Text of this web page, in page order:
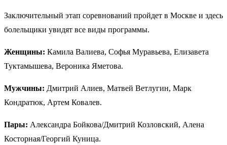
Заключительный этап соревнований пройдет в Москве и здесь
болельщики увидят все виды программы.
Женщины: Камила Валиева, Софья Муравьева, Елизавета
Туктамышева, Вероника Яметова.
Мужчины: Дмитрий Алиев, Матвей Ветлугин, Марк
Кондратюк, Артем Ковалев.
Пары: Александра Бойкова/Дмитрий Козловский, Алена
Косторная/Георгий Куница.